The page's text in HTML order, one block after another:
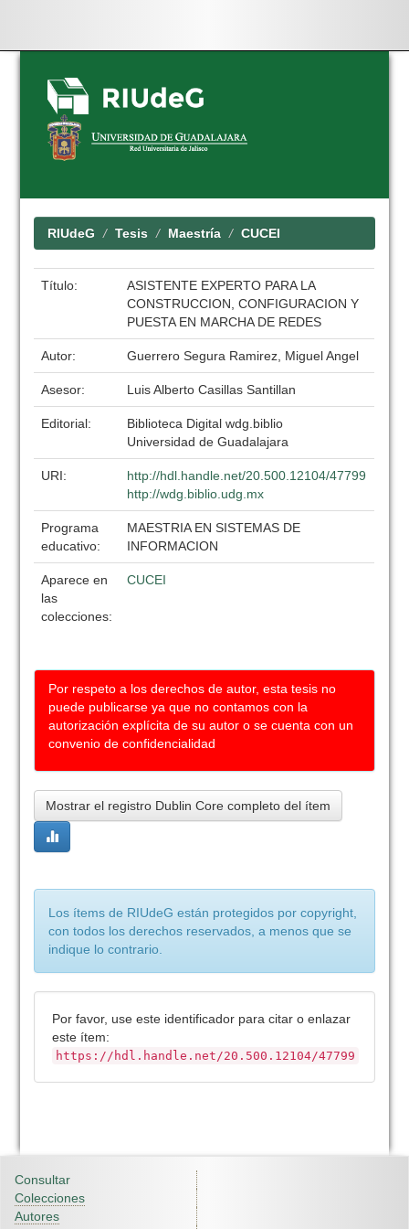
Skip
navigation
RIUdeG Tesis Maestría CUCEI
Título:
ASISTENTE EXPERTO PARA LA
CONSTRUCCION, CONFIGURACION Y
PUESTA EN MARCHA DE REDES
Autor: Guerrero Segura Ramirez, Miguel Angel
Asesor: Luis Alberto Casillas Santillan
Editorial:
Biblioteca Digital wdg.biblio
Universidad de Guadalajara
URI:
http://hdl.handle.net/20.500.12104/47799
http://wdg.biblio.udg.mx
Programa
educativo:
MAESTRIA EN SISTEMAS DE
INFORMACION
Aparece en
las
colecciones:
CUCEI
Por respeto a los derechos de autor, esta tesis no
puede publicarse ya que no contamos con la
autorización explícita de su autor o se cuenta con un
convenio de confidencialidad
Mostrar el registro Dublin Core completo del ítem
Los ítems de RIUdeG están protegidos por copyright,
con todos los derechos reservados, a menos que se
indique lo contrario.
Por favor, use este identificador para citar o enlazar
este ítem:
https://hdl.handle.net/20.500.12104/47799
Consultar
Colecciones
Autores